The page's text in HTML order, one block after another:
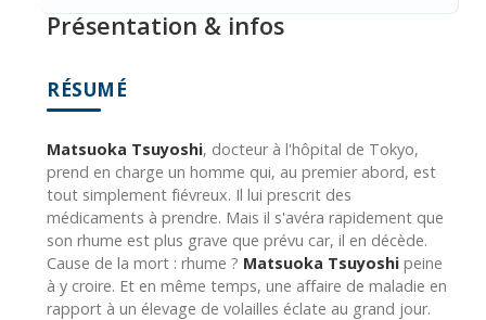
Présentation & infos
RÉSUMÉ
Matsuoka Tsuyoshi, docteur à l'hôpital de Tokyo,
prend en charge un homme qui, au premier abord, est
tout simplement fiévreux. Il lui prescrit des
médicaments à prendre. Mais il s'avéra rapidement que
son rhume est plus grave que prévu car, il en décède.
Cause de la mort : rhume ? Matsuoka Tsuyoshi peine
à y croire. Et en même temps, une affaire de maladie en
rapport à un élevage de volailles éclate au grand jour.